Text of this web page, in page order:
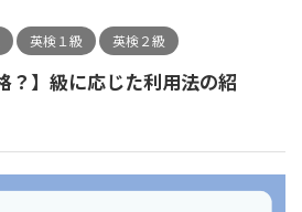
英検１級 英検２級
？】級に応じた利用法の紹